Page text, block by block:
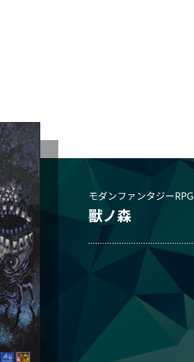
モダンファンタジーRPG
獸ノ森